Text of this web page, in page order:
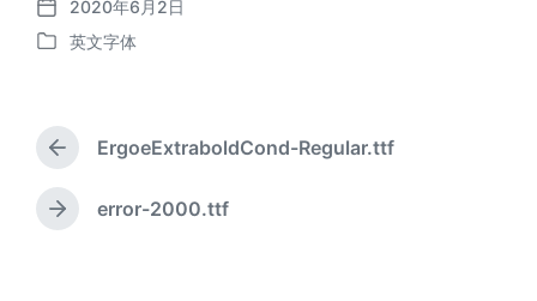
发
布
2020年6月2日
发
英文字体
上
篇
文
章
ErgoeExtraboldCond-Regular.ttf
下
error-2000.ttf